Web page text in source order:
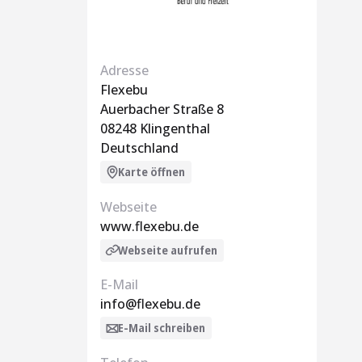
Adresse
Flexebu
Auerbacher Straße 8
08248 Klingenthal
Deutschland
Karte öffnen
Webseite
www.flexebu.de
Webseite aufrufen
E-Mail
info@flexebu.de
E-Mail schreiben